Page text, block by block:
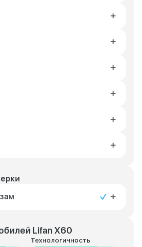
Lifan X60
Технологичность